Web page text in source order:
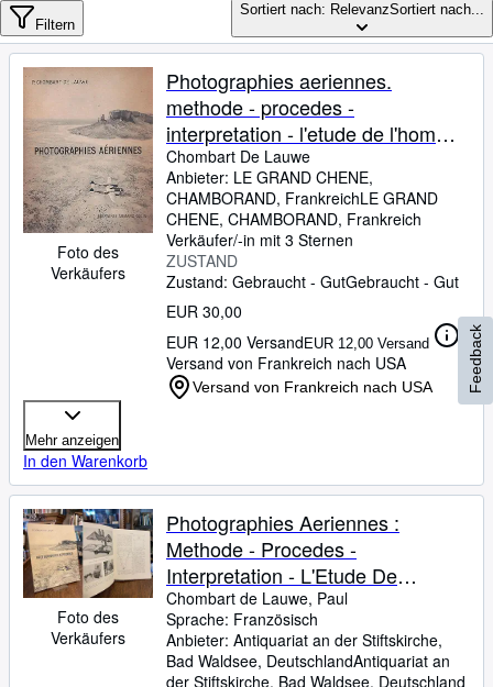
Kunst & Sammlerstücke
Verkäufer
Verkäufer werden
Hilfe
SCHLIESSEN
Filtern
Sortiert nach: RelevanzSortiert nach...
Foto des
Verkäufers
Photographies aeriennes.
methode - procedes -
interpretation - l'etude de l'homme
sur la terre
Chombart De Lauwe
Anbieter: LE GRAND CHENE,
CHAMBORAND, FrankreichLE GRAND
CHENE, CHAMBORAND, Frankreich
Verkäufer/-in mit 3 Sternen
ZUSTAND
Zustand: Gebraucht - GutGebraucht - Gut
EUR 30,00
EUR 12,00 VersandEUR 12,00 Versand
Versand von Frankreich nach USA
Versand von Frankreich nach USA
Mehr anzeigen
In den Warenkorb
Foto des
Verkäufers
Photographies Aeriennes :
Methode - Procedes -
Interpretation - L'Etude De
L'Homme Sure La Terre.
Chombart de Lauwe, Paul
Sprache: Französisch
Anbieter: Antiquariat an der Stiftskirche,
Bad Waldsee, DeutschlandAntiquariat an
der Stiftskirche, Bad Waldsee, Deutschland
Feedback